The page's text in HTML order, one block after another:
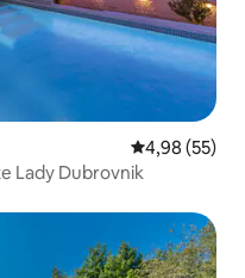
Vlerësimi
4,98 (55)
Lady Dubrovnik